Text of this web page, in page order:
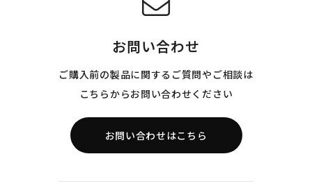
お問い合わせ
ご購入前の製品に関するご質問やご相談は
こちらからお問い合わせください
お問い合わせはこちら